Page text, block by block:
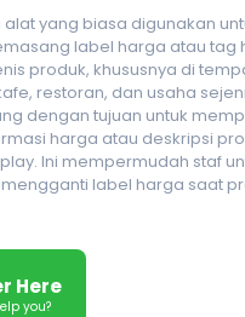
alat yang biasa digunakan
label harga atau tag
produk, khususnya di
restoran, dan usaha
dengan tujuan untuk
harga atau deskripsi
Ini mempermudah staf
label harga saat
Here
you?